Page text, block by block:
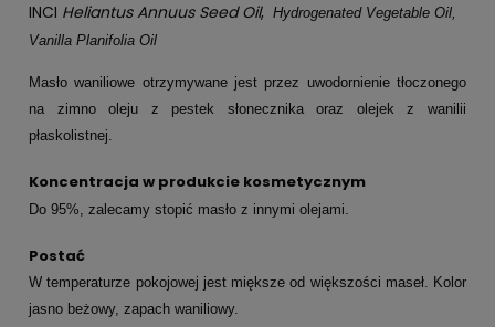
INCI Heliantus Annuus Seed Oil, Hydrogenated Vegetable Oil,
Vanilla Planifolia Oil
Masło waniliowe otrzymywane jest przez uwodornienie tłoczonego
na zimno oleju z pestek słonecznika oraz olejek z wanilii
płaskolistnej.
Koncentracja w produkcie kosmetycznym
Do 95%, zalecamy stopić masło z innymi olejami
Postać
W temperaturze pokojowej jest miększe od większości maseł. Kolor
jasno beżowy, zapach waniliowy.